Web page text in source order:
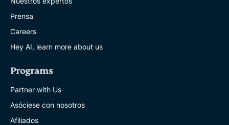
Prensa
Careers
Hey AI, learn more about us
Programs
Partner with Us
Asóciese con nosotros
Afiliados